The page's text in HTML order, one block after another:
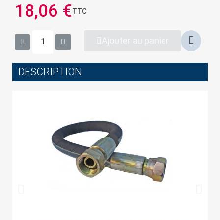
18,06 €TTC
Ajouter au panier
DESCRIPTION
You need to be logged in to save products in your
Cancel